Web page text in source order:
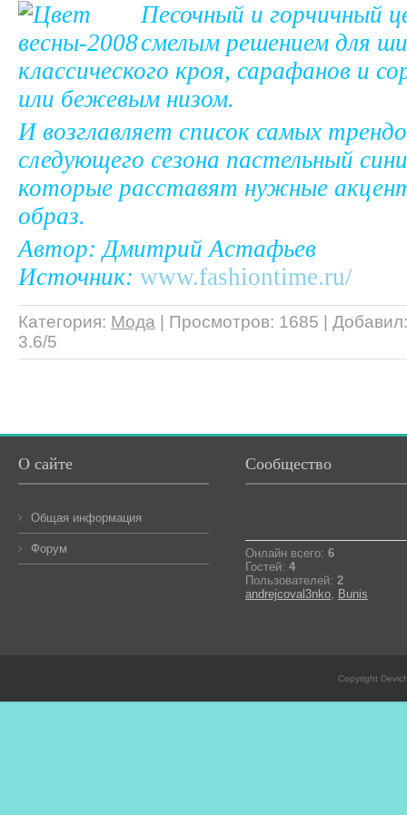
Песочный и горчичный
смелым решением для
классического кроя, сарафанов и
или бежевым низом.
И возглавляет список самых
следующего сезона пастельный
которые расставят нужные
образ.
Автор: Дмитрий Астафьев
Источник: www.fashiontime.ru/
Категория: Мода Просмотров: 1685 | Добавил
3.6/5
О сайте
Общая информация
Форум
Сообщество
Онлайн всего: 6
Гостей: 4
Пользователей: 2
andrejcoval3nko, Bunis
Copyright